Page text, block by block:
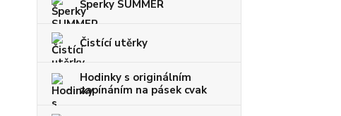
Šperky SUMMER
Čistící utěrky
Hodinky s originálním
zapínáním na pásek cvak